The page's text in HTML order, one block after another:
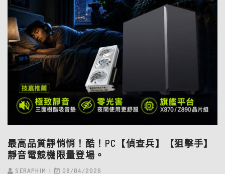
最高品質靜悄悄！酷！PC【偵查兵】【狙擊手】
靜音電競機限量登場。
SERAPHIM 08/04/2026